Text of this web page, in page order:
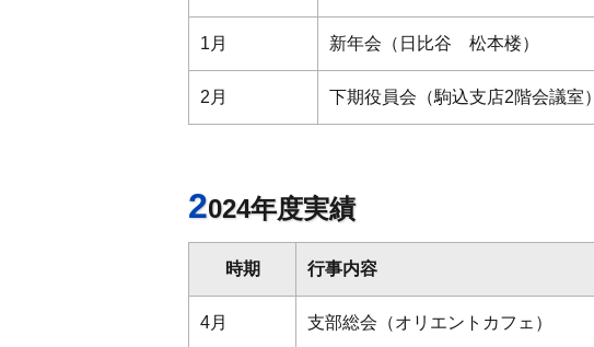
1月 新年会（日比谷 松本楼）
2月 下期役員会（駒込支店2階会議室）
2024年度実績
時期 行事内容
4月 支部総会（オリエントカフェ）